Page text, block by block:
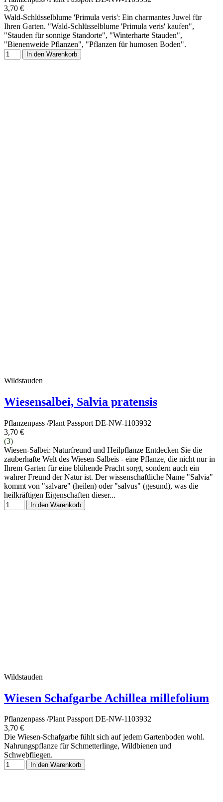
3,70 €
Wald-Schlüsselblume 'Primula veris': Ein charmantes Juwel für
Ihren Garten. "Wald-Schlüsselblume 'Primula veris' kaufen",
"Stauden für sonnige Standorte", "Winterharte Stauden",
"Bienenweide Pflanzen", "Pflanzen für humosen Boden".
In den Warenkorb
Wildstauden
Wiesensalbei, Salvia pratensis
Pflanzenpass /Plant Passport DE-NW-1103932
3,70 €
(3)
Wiesen-Salbei: Naturfreund und Heilpflanze Entdecken Sie die
zauberhafte Welt des Wiesen-Salbeis - eine Pflanze, die nicht nur in
Ihrem Garten für eine blühende Pracht sorgt, sondern auch ein
wahrer Freund der Natur ist. Der wissenschaftliche Name "Salvia"
kommt von "salvare" (heilen) oder "salvus" (gesund), was die
heilkräftigen Eigenschaften dieser...
In den Warenkorb
Wildstauden
Wiesen Schafgarbe Achillea millefolium
Pflanzenpass /Plant Passport DE-NW-1103932
3,70 €
Die Wiesen-Schafgarbe fühlt sich auf jedem Gartenboden wohl.
Nahrungspflanze für Schmetterlinge, Wildbienen und
Schwebfliegen.
In den Warenkorb